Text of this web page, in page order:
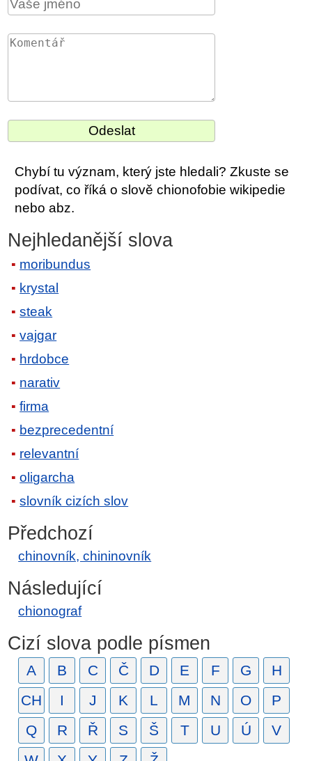
Chybí tu význam, který jste hledali? Zkuste se
podívat, co říká o slově chionofobie wikipedie
nebo abz.
Nejhledanější slova
moribundus
krystal
steak
vajgar
hrdobce
narativ
firma
bezprecedentní
relevantní
oligarcha
slovník cizích slov
Předchozí
chinovník, chininovník
Následující
chionograf
Cizí slova podle písmen
A B C Č D E F G
H
CH
I J K L M N O
P
Q
R Ř S Š T U Ú
V